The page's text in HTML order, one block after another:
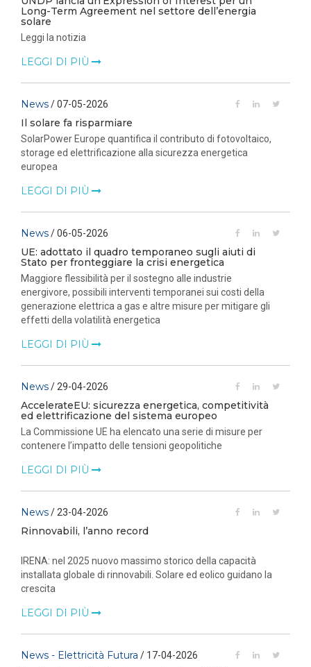
Long-Term Agreement nel settore dell’energia
solare
Leggi la notizia
LEGGI DI PIÙ
News/ 07-05-2026
Il solare fa risparmiare
SolarPower Europe quantifica il contributo di fotovoltaico,
storage ed elettrificazione alla sicurezza energetica
europea
LEGGI DI PIÙ
News/ 06-05-2026
UE: adottato il quadro temporaneo sugli aiuti di
Stato per fronteggiare la crisi energetica
Maggiore flessibilità per il sostegno alle industrie
energivore, possibili interventi temporanei sui costi della
generazione elettrica a gas e altre misure per mitigare gli
effetti della volatilità energetica
LEGGI DI PIÙ
News/ 29-04-2026
AccelerateEU: sicurezza energetica, competitività
ed elettrificazione del sistema europeo
La Commissione UE ha elencato una serie di misure per
contenere l’impatto delle tensioni geopolitiche
LEGGI DI PIÙ
News/ 23-04-2026
Rinnovabili, l’anno record
IRENA: nel 2025 nuovo massimo storico della capacità
installata globale di rinnovabili. Solare ed eolico guidano la
crescita
LEGGI DI PIÙ
News - Elettricità Futura / 17-04-2026